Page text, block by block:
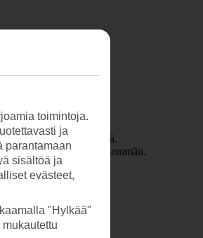
vielä tänäkin päivänä.
maksaisikin hieman enemmän.
toimintoja.
ja
parantamaan
sisältöä ja
evästeet,
"Hylkää"